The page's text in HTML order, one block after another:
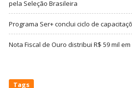
pela Seleção Brasileira
Programa Ser+ conclui ciclo de
Nota Fiscal de Ouro distribui R$ 59 mil
Tags